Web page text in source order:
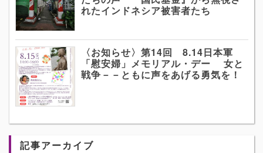
れたインドネシア被害者たち
〈お知らせ〉第14回 8.14日本軍
「慰安婦」メモリアル・デー 女と
戦争－－ともに声をあげる勇気を！
記事アーカイブ